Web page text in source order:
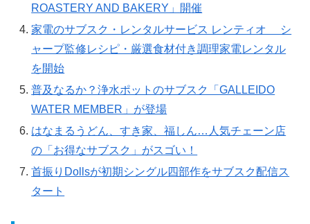
ROASTERY AND BAKERY」開催
家電のサブスク・レンタルサービス レンティオ シ
ャープ監修レシピ・厳選食材付き調理家電レンタル
を開始
普及なるか？浄水ポットのサブスク「GALLEIDO
WATER MEMBER」が登場
はなまるうどん、すき家、福しん…人気チェーン店
の「お得なサブスク」がスゴい！
首振りDollsが初期シングル四部作をサブスク配信ス
タート